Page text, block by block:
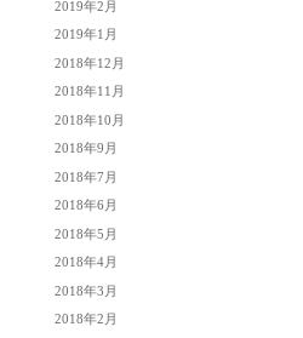
2019年2月
2019年1月
2018年12月
2018年11月
2018年10月
2018年9月
2018年7月
2018年6月
2018年5月
2018年4月
2018年3月
2018年2月